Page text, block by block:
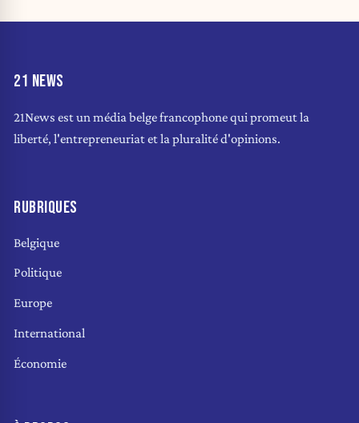
21 NEWS
21News est un média belge francophone qui promeut la
liberté, l'entrepreneuriat et la pluralité d'opinions.
RUBRIQUES
Belgique
Politique
Europe
International
Économie